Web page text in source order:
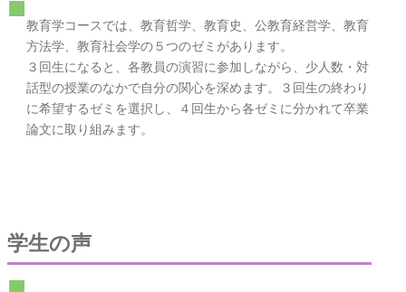
教育学コースでは、教育哲学、教育史、公教育経営学、教育
方法学、教育社会学の５つのゼミがあります。
３回生になると、各教員の演習に参加しながら、少人数・対
話型の授業のなかで自分の関心を深めます。３回生の終わり
に希望するゼミを選択し、４回生から各ゼミに分かれて卒業
論文に取り組みます。
学生の声